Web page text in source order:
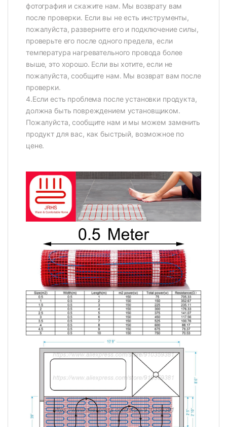
фотография и скажите нам. Мы возврату вам
после проверки. Если вы не есть инструменты,
пожалуйста, разверните его и подключение силы,
проверьте его после одного предела, если
температура нагревательного провода более
выше, это хорошо. Если вы хотите, если не
пожалуйста, сообщите нам. Мы возврат вам после
проверки.
4.Если есть проблема после установки продукта,
должна быть повреждением установщиком.
Пожалуйста, сообщите нам и мы можем заменить
продукт для вас, как быстрый, возможное по
цене.